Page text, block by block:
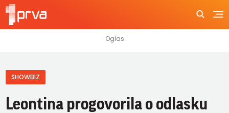
SHOWBIZ
Leontina progovorila o odlasku